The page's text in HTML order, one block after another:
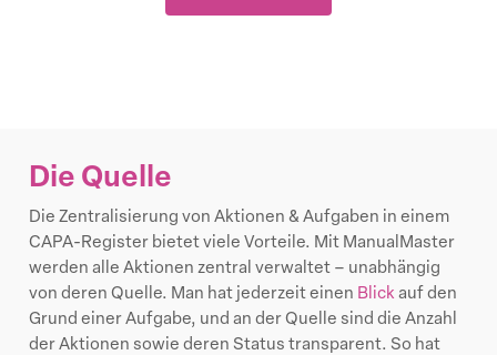
Die Quelle
Die Zentralisierung von Aktionen & Aufgaben in einem
CAPA-Register bietet viele Vorteile. Mit ManualMaster
werden alle Aktionen zentral verwaltet – unabhängig
von deren Quelle. Man hat jederzeit einen Blick auf den
Grund einer Aufgabe, und an der Quelle sind die Anzahl
der Aktionen sowie deren Status transparent. So hat